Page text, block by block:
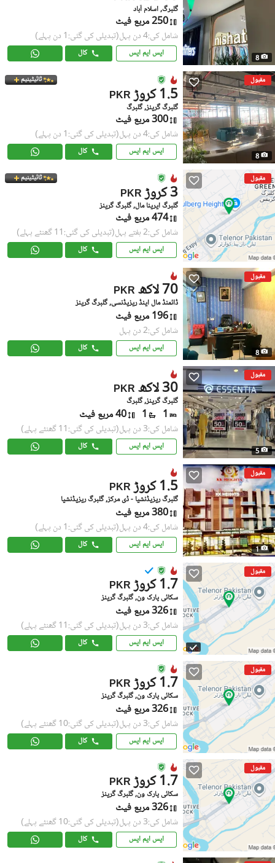
8
گلبرگ, اسلام آباد
250 مربع فیٹ
شامل کی:4 دن پہل (تبدیلی کی گئی:1 دن پہلے)
ایس ایم ایس کال
مقبول
8
ٹائیٹینیم
PKR 1.5 کروڑ
گلبرگ گرینز, گلبرگ
300 مربع فیٹ
شامل کی:4 دن پہل (تبدیلی کی گئی:1 دن پہلے)
ایس ایم ایس کال
مقبول ٹائیٹینیم
PKR 3 کروڑ
گلبرگ ایرینا مال, گلبرگ گرینز
474 مربع فیٹ
شامل کی:2 ہفتے پہل (تبدیلی کی گئی:11 گھنٹے پہلے)
ایس ایم ایس کال
مقبول
8
PKR 70 لاکھ
ڈائمنڈ مال اینڈ ریزیڈنسی, گلبرگ گرینز
196 مربع فیٹ
شامل کی:2 دن پہل
ایس ایم ایس کال
مقبول
5
PKR 30 لاکھ
گلبرگ گرینز, گلبرگ
1
1 40 مربع فیٹ
شامل کی:3 دن پہل (تبدیلی کی گئی:11 گھنٹے پہلے)
ایس ایم ایس کال
مقبول
1
PKR 1.5 کروڑ
گلبرگ ریزیڈنشیا - ڈی مرکز, گلبرگ ریزیڈنشیا
380 مربع فیٹ
شامل کی:4 دن پہل (تبدیلی کی گئی:1 دن پہلے)
ایس ایم ایس کال
مقبول
PKR 1.7 کروڑ
سکائی پارک ون, گلبرگ گرینز
326 مربع فیٹ
شامل کی:3 دن پہل (تبدیلی کی گئی:11 گھنٹے پہلے)
ایس ایم ایس کال
مقبول
PKR 1.7 کروڑ
سکائی پارک ون, گلبرگ گرینز
326 مربع فیٹ
شامل کی:3 دن پہل (تبدیلی کی گئی:10 گھنٹے پہلے)
ایس ایم ایس کال
مقبول
PKR 1.7 کروڑ
سکائی پارک ون, گلبرگ گرینز
326 مربع فیٹ
شامل کی:3 دن پہل (تبدیلی کی گئی:10 گھنٹے پہلے)
ایس ایم ایس کال